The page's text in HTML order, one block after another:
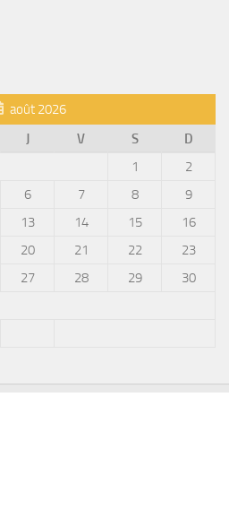
août 2026
J V S D
1
2
6 7 8
9
13 14 15
16
20 21 22
23
27 28 29
30